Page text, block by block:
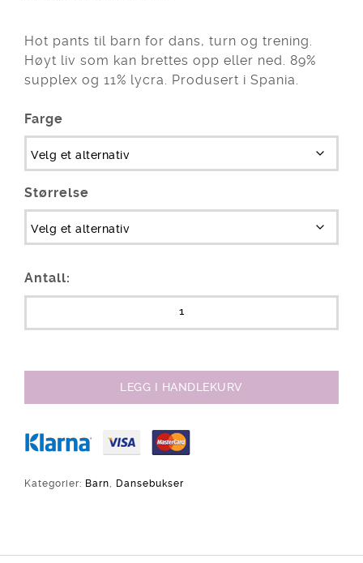
Hot pants til barn for dans, turn og trening.
Høyt liv som kan brettes opp eller ned. 89%
supplex og 11% lycra. Produsert i Spania.
Farge
Størrelse
Antall:
LEGG I HANDLEKURV
Kategorier: Barn, Dansebukser